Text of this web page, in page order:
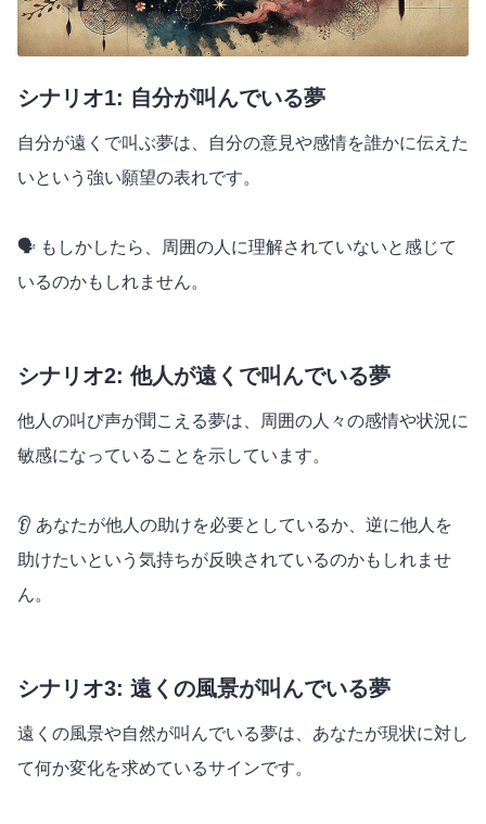
シナリオ1: 自分が叫んでいる夢
自分が遠くで叫ぶ夢は、自分の意見や感情を誰かに伝えた
いという強い願望の表れです。
🗣️ もしかしたら、周囲の人に理解されていないと感じて
いるのかもしれません。
シナリオ2: 他人が遠くで叫んでいる夢
他人の叫び声が聞こえる夢は、周囲の人々の感情や状況に
敏感になっていることを示しています。
👂 あなたが他人の助けを必要としているか、逆に他人を
助けたいという気持ちが反映されているのかもしれませ
ん。
シナリオ3: 遠くの風景が叫んでいる夢
遠くの風景や自然が叫んでいる夢は、あなたが現状に対し
て何か変化を求めているサインです。